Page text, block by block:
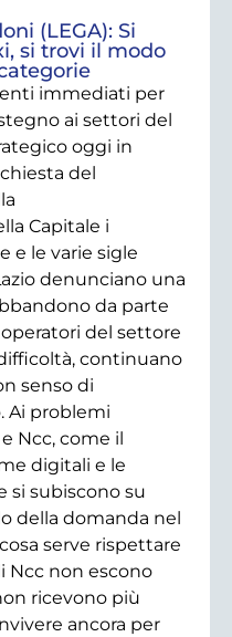
(LEGA): Si
si trovi il modo
immediati per
ai settori del
oggi in
del
Capitale i
e le varie sigle
denunciano una
da parte
del settore
continuano
senso di
Ai problemi
Ncc, come il
digitali e le
si subiscono su
della domanda nel
serve rispettare
Ncc non escono
ricevono più
ancora per